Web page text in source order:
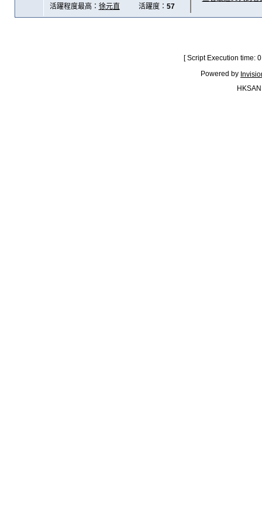
活躍程度最高： 徐元直 活躍度： 57
[ Script Execution time:
Powered by